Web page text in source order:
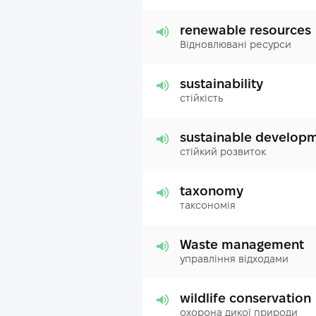
renewable resources
Відновлювані ресурси
sustainability
стійкість
sustainable
стійкий розвиток
taxonomy
таксономія
Waste management
управління відходами
wildlife conservation
охорона дикої природи